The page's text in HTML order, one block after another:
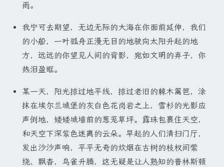
雨。
我宁可去期望，无边无际的大海在你面前延伸，我们
的小船，一叶孤舟正漫无目的地驶向太阳升起的地
方，远远的你望见人间的背影，宛如文明的弃子，你
热泪盈眶。
某一天，阳光掠过地平线，掠过老旧的棘木篱笆，涂
抹在埃尔兰城堡的灰白色花岗岩之上，雪杉的光影应
声倒地，矮矮城墙前的葱茏草坪。露珠包裹住天空，
和天空下深紫色迷离的云朵。早起的人们清扫门厅，
发出沙沙声响，平平无奇的炊烟在古树的枝杈间萦
绕、飘杳，鸟雀升腾，这无疑是让人熟知的普林斯顿